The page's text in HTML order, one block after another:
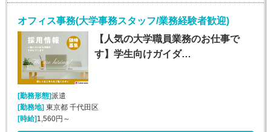
オフィス事務(大学事務スタッフ/業務経験者歓迎)
【人気の大学職員業務のお仕事で
す】学生向けガイダ…
[勤務形態]派遣
[勤務地] 東京都 千代田区
[時給] 1,560円～